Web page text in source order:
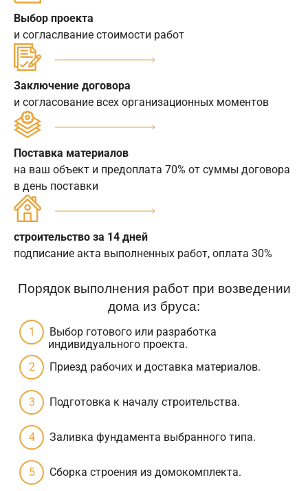
Выбор проекта
и согласлвание стоимости работ
Заключение договора
и согласование всех организационных моментов
Поставка материалов
на ваш объект и предоплата 70% от суммы договора
в день поставки
строительство за 14 дней
подписание акта выполненных работ, оплата 30%
Порядок выполнения работ при возведении
дома из бруса:
Выбор готового или разработка
индивидуального проекта.
Приезд рабочих и доставка материалов.
Подготовка к началу строительства.
Заливка фундамента выбранного типа.
Сборка строения из домокомплекта.